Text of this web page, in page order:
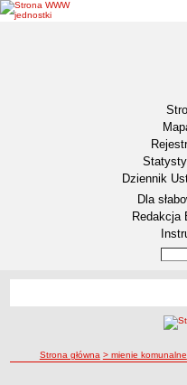
Dziennik
Menu
Dla
Redakcja
Lokalizacja
ścieżka nawigacji
Strona główna > mienie komunalne